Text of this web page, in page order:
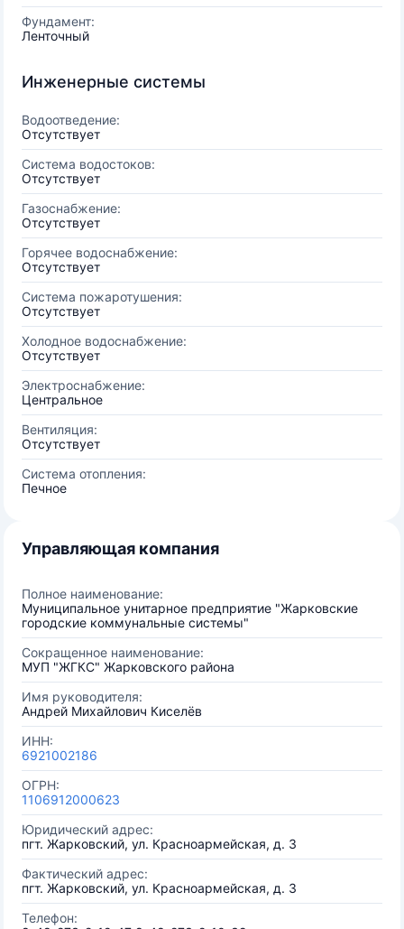
Фундамент:
Ленточный
Инженерные системы
Водоотведение:
Отсутствует
Система водостоков:
Отсутствует
Газоснабжение:
Отсутствует
Горячее водоснабжение:
Отсутствует
Система пожаротушения:
Отсутствует
Холодное водоснабжение:
Отсутствует
Электроснабжение:
Центральное
Вентиляция:
Отсутствует
Система отопления:
Печное
Управляющая компания
Полное наименование:
Муниципальное унитарное предприятие "Жарковские
городские коммунальные системы"
Сокращенное наименование:
МУП "ЖГКС" Жарковского района
Имя руководителя:
Андрей Михайлович Киселёв
ИНН:
6921002186
ОГРН:
1106912000623
Юридический адрес:
пгт. Жарковский, ул. Красноармейская, д. 3
Фактический адрес:
пгт. Жарковский, ул. Красноармейская, д. 3
Телефон: